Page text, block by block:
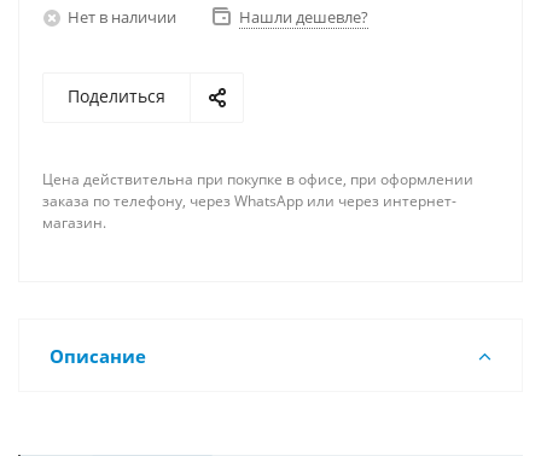
Нет в наличии Нашли дешевле?
Поделиться
Цена действительна при покупке в офисе, при оформлении
заказа по телефону, через WhatsApp или через интернет-
магазин.
Описание